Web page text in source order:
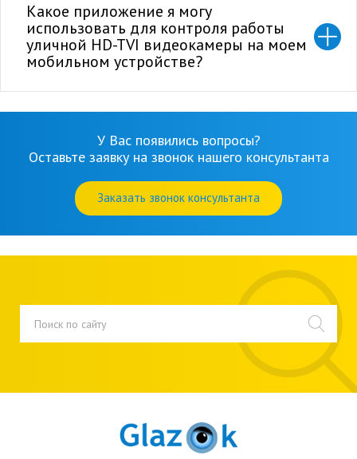
Какое приложение я могу
использовать для контроля работы
уличной HD-TVI видеокамеры на моем
мобильном устройстве?
У Вас появились вопросы?
Оставьте заявку на звонок нашего консультанта
Заказать звонок консультанта